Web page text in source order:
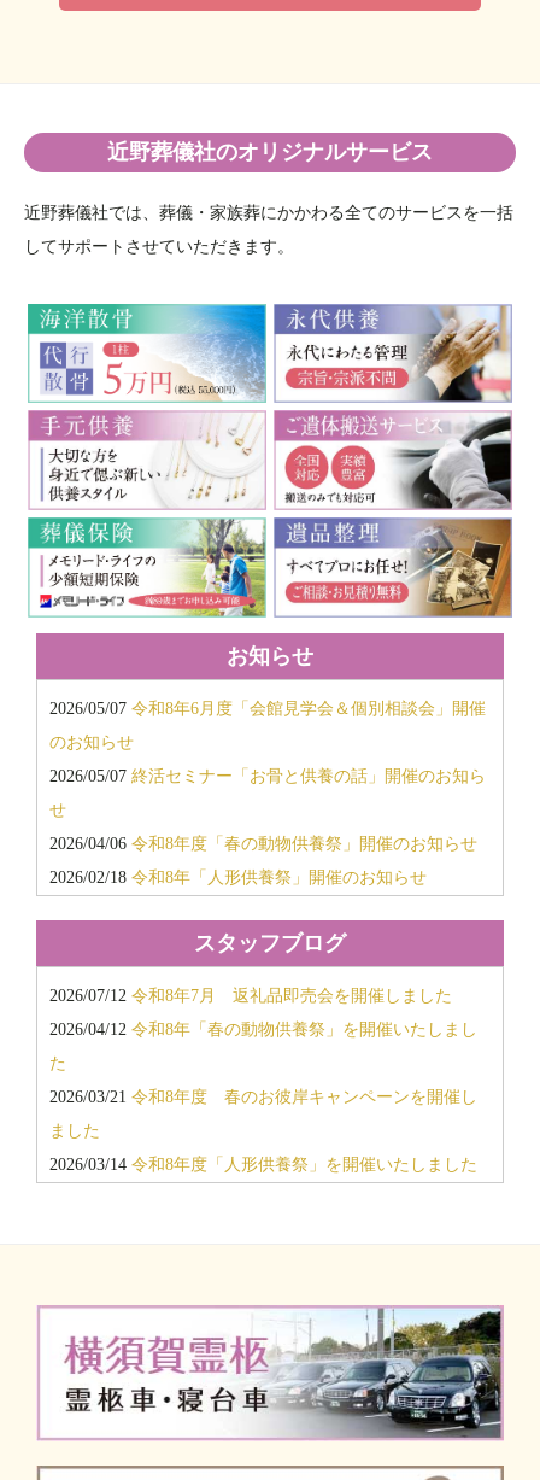
2019年6月
2019年2月
2018年12月
2018年11月
2018年9月
2018年7月
2018年6月
2018年5月
2018年3月
2018年2月
2017年11月
2017年10月
2017年9月
2017年8月
2017年6月
2016年12月
2016年11月
2016年6月
2015年12月
2015年11月
2015年6月
2014年12月
2014年6月
2013年11月
2013年10月
近野葬儀社のオリジナルサービス
近野葬儀社では、葬儀・家族葬にかかわる全てのサービスを一括
してサポートさせていただきます。
お知らせ
2026/05/07 令和8年6月度「会館見学会＆個別相談会」開催
のお知らせ
2026/05/07 終活セミナー「お骨と供養の話」開催のお知ら
せ
2026/04/06 令和8年度「春の動物供養祭」開催のお知らせ
2026/02/18 令和8年「人形供養祭」開催のお知らせ
談会開催のお知らせ
スタッフブログ
2026/07/12 令和8年7月 返礼品即売会を開催しました
2026/04/12 令和8年「春の動物供養祭」を開催いたしまし
た
2026/03/21 令和8年度 春のお彼岸キャンペーンを開催し
ました
2026/03/14 令和8年度「人形供養祭」を開催いたしました
ました
2025/07/27 令和7年7月 返礼品即売会を開催しました
2025/04/27 令和7年「春の動物供養祭」を開催いたしまし
た
2025/03/18 令和7年度 春のお彼岸キャンペーンを開催し